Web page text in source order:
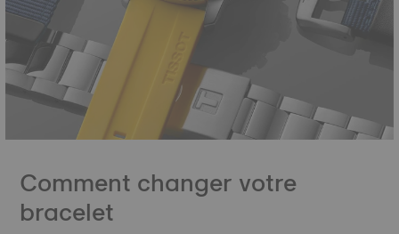
Comment changer votre
bracelet